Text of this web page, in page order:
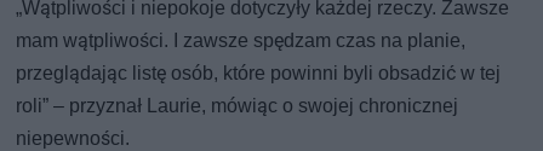
„Wątpliwości i niepokoje dotyczyły każdej rzeczy. Zawsze
mam wątpliwości. I zawsze spędzam czas na planie,
przeglądając listę osób, które powinni byli obsadzić w tej
roli” – przyznał Laurie, mówiąc o swojej chronicznej
niepewności.